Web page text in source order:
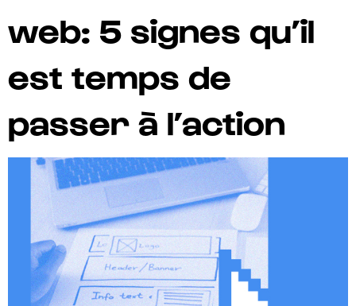
web: 5 signes qu’il
est temps de
passer à l’action